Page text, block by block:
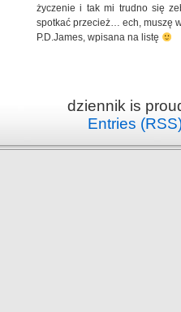
życzenie i tak mi trudno się
spotkać przecież… ech, muszę
P.D.James, wpisana na listę
dziennik is
Entries